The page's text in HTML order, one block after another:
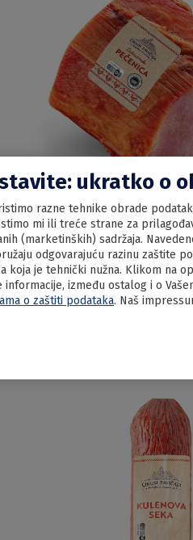
Dimljena svinjska
ukratko o
razne tehnike obrade
mi ili treće strane za
(marketinških) sadržaja.
odgovarajuću razinu zaštite
koja je tehnički nužna. Klikom na
između ostalog i o
o zaštiti podataka. Naš